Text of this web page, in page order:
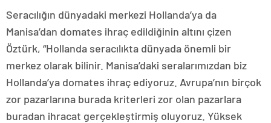
Seracılığın dünyadaki merkezi Hollanda’ya da
Manisa’dan domates ihraç edildiğinin altını çizen
Öztürk, “Hollanda seracılıkta dünyada önemli bir
merkez olarak bilinir. Manisa’daki seralarımızdan biz
Hollanda’ya domates ihraç ediyoruz. Avrupa’nın birçok
zor pazarlarına burada kriterleri zor olan pazarlara
buradan ihracat gerçekleştirmiş oluyoruz. Yüksek